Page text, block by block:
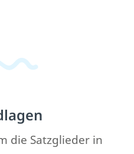
die Satzglieder in